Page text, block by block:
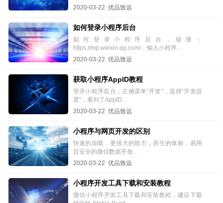
2020-03-22 优品致远
如何登录小程序后台
如何登录小程序后台，链接：
https://mp.weixin.qq.com/，输入小程序...
2020-03-22 优品致远
获取小程序AppID教程
登录小程序后台，左侧菜单“开发”，选择“开发设
置”，看到了AppID...
2020-03-22 优品致远
小程序与网页开发的区别
快速的加载，更强大的能力，原生的体验，易用
且安全的微信数据开放...
2020-03-22 优品致远
小程序开发工具下载和安装教程
微信小程序开发工具下载和安装教程，建议下载